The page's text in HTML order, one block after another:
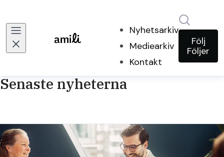
Nyhetsarkiv
Mediearkiv
Kontakt
Följ
Följer
Senaste nyheterna